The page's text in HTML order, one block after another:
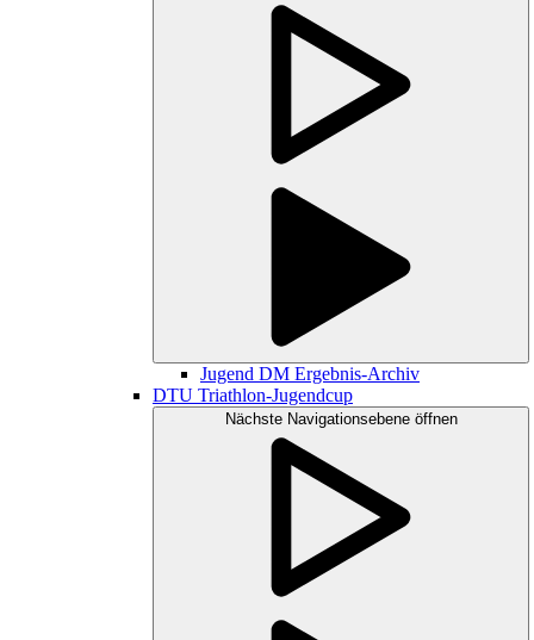
Jugend DM Ergebnis-Archiv
DTU Triathlon-Jugendcup
Nächste Navigationsebene öffnen